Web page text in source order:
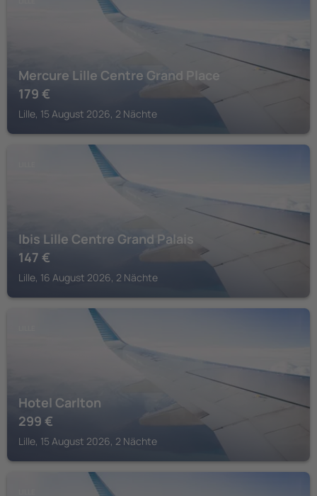
Mercure Lille Centre Grand Place
179 €
Lille, 15 August 2026, 2 Nächte
Ibis Lille Centre Grand Palais
147 €
Lille, 16 August 2026, 2 Nächte
Hotel Carlton
299 €
Lille, 15 August 2026, 2 Nächte